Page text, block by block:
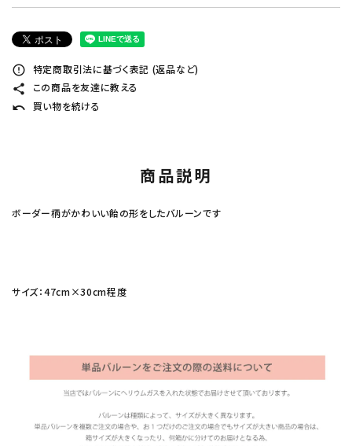
error_outline 特定商取引法に基づく表記 (返品など)
share この商品を友達に教える
undo 買い物を続ける
商品説明
ボーダー柄がかわいい飴の形をしたバルーンです
サイズ：47cm×30cm程度